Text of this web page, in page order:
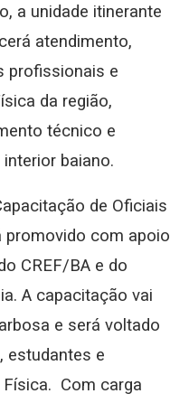
a unidade itinerante
atendimento,
profissionais e
da região,
técnico e
baiano.
de Oficiais
promovido com apoio
CREF/BA e do
A capacitação vai
e será voltado
estudantes e
Com carga